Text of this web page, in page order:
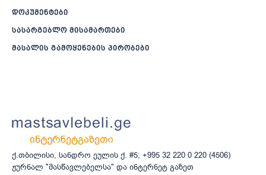
დოკუმენტები
სასარგებლო მისამართები
მასალის გამოყენების პირობები
ქ.თბილისი, სანდრო ეულის ქ. #5; +995 32 220 0 220 (4506)
ჟურნალ "მასწავლებელსა" და ინტერნეტ გაზეთ